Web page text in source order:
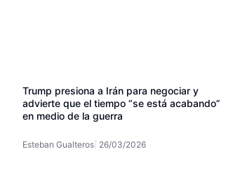
Trump presiona a Irán para negociar y
advierte que el tiempo “se está acabando”
en medio de la guerra
Esteban Gualteros 26/03/2026